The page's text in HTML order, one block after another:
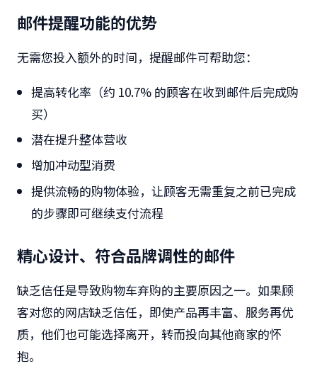
邮件提醒功能的优势
无需您投入额外的时间，提醒邮件可帮助您：
提高转化率（约 10.7% 的顾客在收到邮件后完成购
买）
潜在提升整体营收
增加冲动型消费
提供流畅的购物体验，让顾客无需重复之前已完成
的步骤即可继续支付流程
精心设计、符合品牌调性的邮件
缺乏信任是导致购物车弃购的主要原因之一。如果顾
客对您的网店缺乏信任，即使产品再丰富、服务再优
质，他们也可能选择离开，转而投向其他商家的怀
抱。